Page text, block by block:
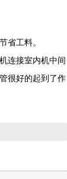
省工料。
连接室内机中间
很好的起到了作